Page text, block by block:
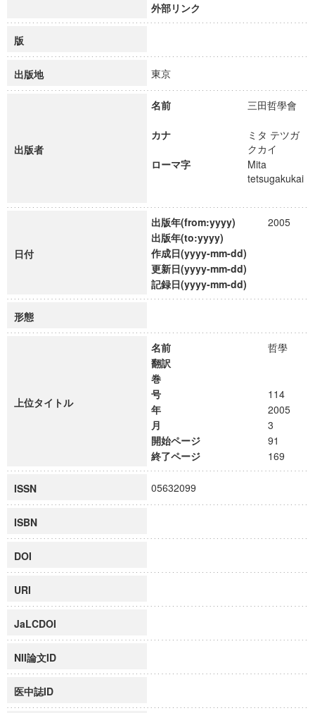
外部リンク
版
出版地 東京
出版者
名前 三田哲學會
カナ
ミタ テツガ
クカイ
ローマ字
Mita
tetsugakukai
日付
出版年(from:yyyy)
2005
出版年(to:yyyy)
作成日(yyyy-mm-dd)
更新日(yyyy-mm-dd)
記録日(yyyy-mm-dd)
形態
上位タイトル
名前
哲學
翻訳
巻
号
114
年
2005
月
3
開始ページ
91
終了ページ
169
ISSN 05632099
ISBN
DOI
URI
JaLCDOI
NII論文ID
医中誌ID